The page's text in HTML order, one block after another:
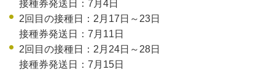
接種券発送日：7月4日
2回目の接種日：2月17日～23日
接種券発送日：7月11日
2回目の接種日：2月24日～28日
接種券発送日：7月15日